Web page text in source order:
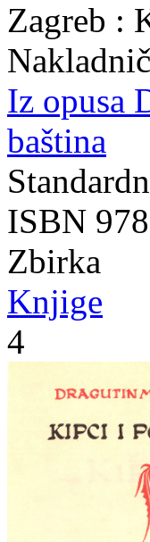
Zagreb :
Iz opusa
baština
ISBN
Zbirka
Knjige
4